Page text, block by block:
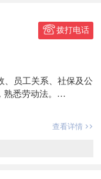
拨打电话
、员工关系、社保及公
悉劳动法。
查看详情